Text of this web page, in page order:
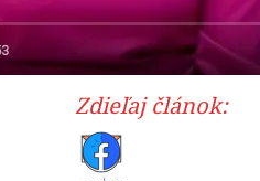
Zdieľaj článok: